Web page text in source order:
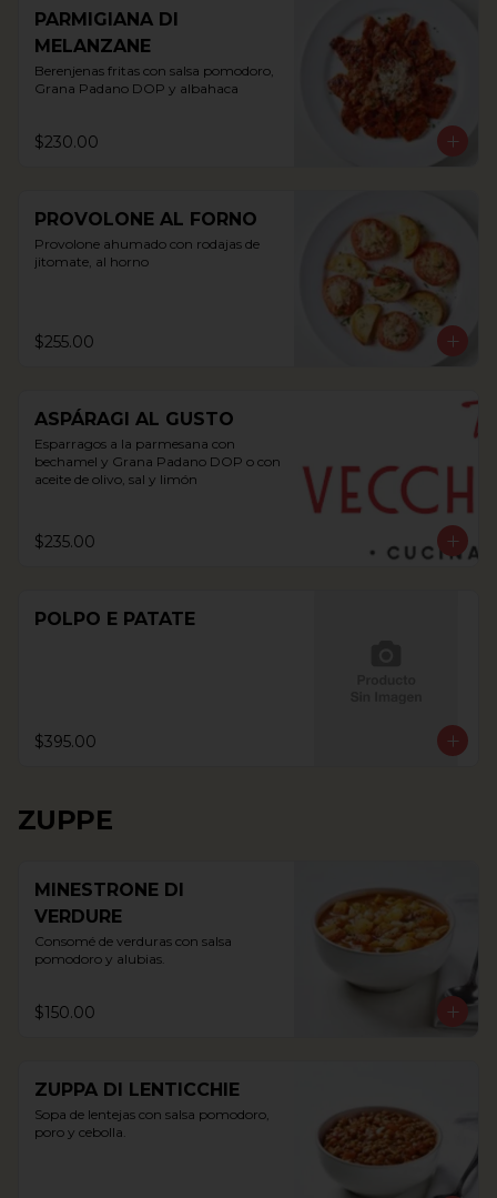
PARMIGIANA DI
MELANZANE
Berenjenas fritas con salsa pomodoro,
Grana Padano DOP y albahaca
$230.00
PROVOLONE AL FORNO
Provolone ahumado con rodajas de
jitomate, al horno
$255.00
ASPÁRAGI AL GUSTO
Esparragos a la parmesana con
bechamel y Grana Padano DOP o con
aceite de olivo, sal y limón
$235.00
POLPO E PATATE
$395.00
ZUPPE
MINESTRONE DI
VERDURE
Consomé de verduras con salsa
pomodoro y alubias.
$150.00
ZUPPA DI LENTICCHIE
Sopa de lentejas con salsa pomodoro,
poro y cebolla.